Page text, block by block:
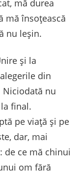
mă durea
mă însoțească
nu leșin.
și la
din
Niciodată nu
final.
pe viață și pe
dar, mai
de ce mă chinui
om fără